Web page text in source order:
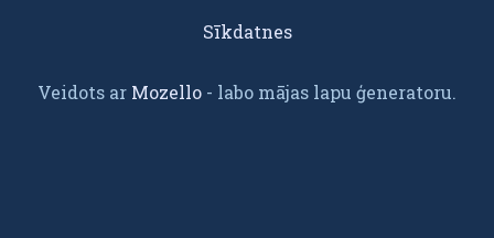
Sīkdatnes
Veidots ar Mozello - labo mājas lapu ģeneratoru.